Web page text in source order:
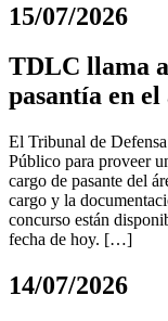
15/07/2026
TDLC llama
pasantía en
El Tribunal de
Público para proveer
cargo de pasante del
cargo y la
concurso están
fecha de hoy. […]
14/07/2026